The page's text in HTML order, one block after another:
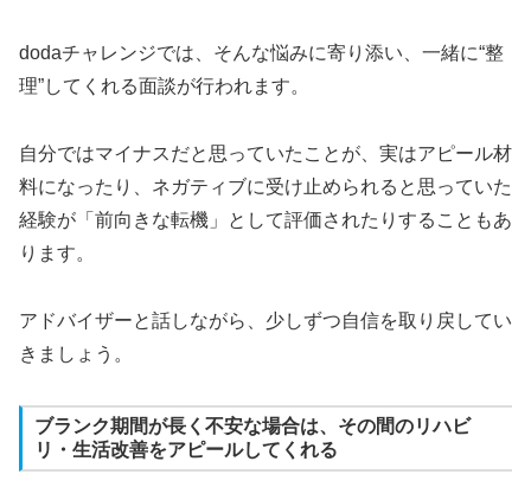
dodaチャレンジでは、そんな悩みに寄り添い、一緒に“整
理”してくれる面談が行われます。
自分ではマイナスだと思っていたことが、実はアピール材
料になったり、ネガティブに受け止められると思っていた
経験が「前向きな転機」として評価されたりすることもあ
ります。
アドバイザーと話しながら、少しずつ自信を取り戻してい
きましょう。
ブランク期間が長く不安な場合は、その間のリハビ
リ・生活改善をアピールしてくれる